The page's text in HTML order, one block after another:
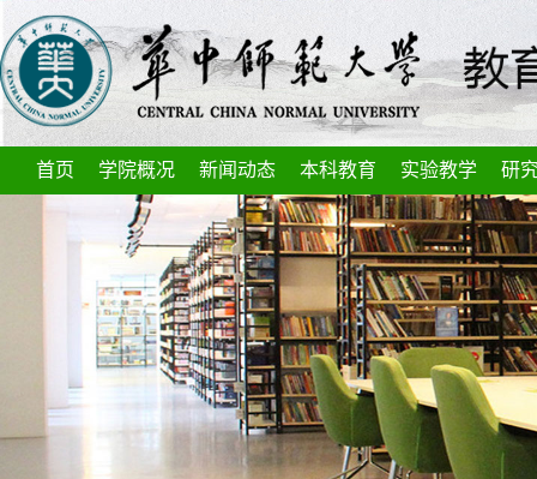
首页 学院概况 新闻动态 本科教育 实验教学 研